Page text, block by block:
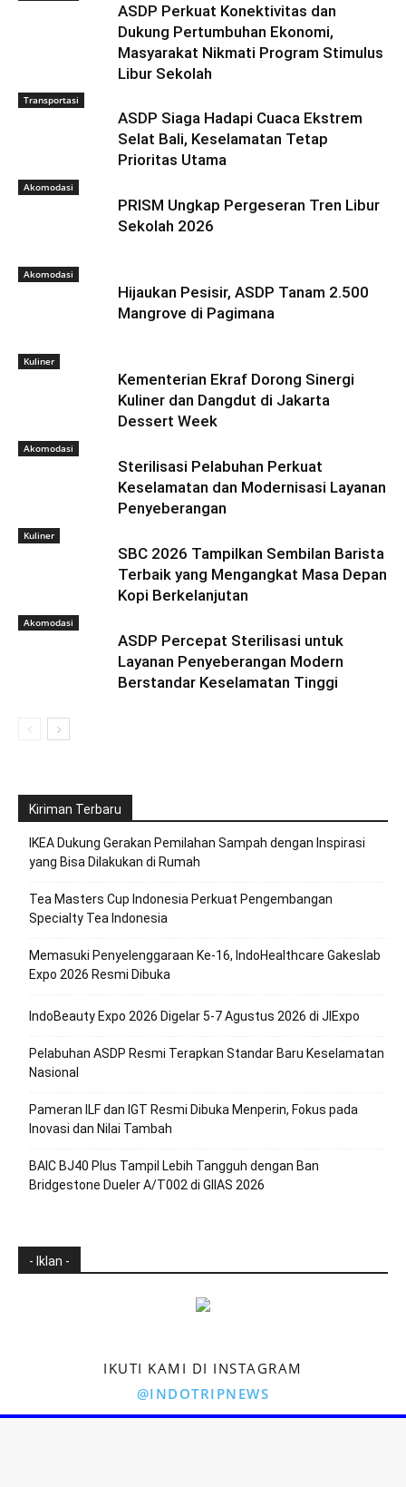
ASDP Perkuat Konektivitas dan
Dukung Pertumbuhan Ekonomi,
Masyarakat Nikmati Program Stimulus
Libur Sekolah
Transportasi
ASDP Siaga Hadapi Cuaca Ekstrem
Selat Bali, Keselamatan Tetap
Prioritas Utama
Akomodasi
PRISM Ungkap Pergeseran Tren Libur
Sekolah 2026
Akomodasi
Hijaukan Pesisir, ASDP Tanam 2.500
Mangrove di Pagimana
Kuliner
Kementerian Ekraf Dorong Sinergi
Kuliner dan Dangdut di Jakarta
Dessert Week
Akomodasi
Sterilisasi Pelabuhan Perkuat
Keselamatan dan Modernisasi Layanan
Penyeberangan
Kuliner
SBC 2026 Tampilkan Sembilan Barista
Terbaik yang Mengangkat Masa Depan
Kopi Berkelanjutan
Akomodasi
ASDP Percepat Sterilisasi untuk
Layanan Penyeberangan Modern
Berstandar Keselamatan Tinggi
Kiriman Terbaru
IKEA Dukung Gerakan Pemilahan Sampah dengan Inspirasi
yang Bisa Dilakukan di Rumah
Tea Masters Cup Indonesia Perkuat Pengembangan
Specialty Tea Indonesia
Memasuki Penyelenggaraan Ke-16, IndoHealthcare Gakeslab
Expo 2026 Resmi Dibuka
IndoBeauty Expo 2026 Digelar 5-7 Agustus 2026 di JIExpo
Pelabuhan ASDP Resmi Terapkan Standar Baru Keselamatan
Nasional
Pameran ILF dan IGT Resmi Dibuka Menperin, Fokus pada
Inovasi dan Nilai Tambah
BAIC BJ40 Plus Tampil Lebih Tangguh dengan Ban
Bridgestone Dueler A/T002 di GIIAS 2026
- Iklan -
IKUTI KAMI DI INSTAGRAM
@INDOTRIPNEWS